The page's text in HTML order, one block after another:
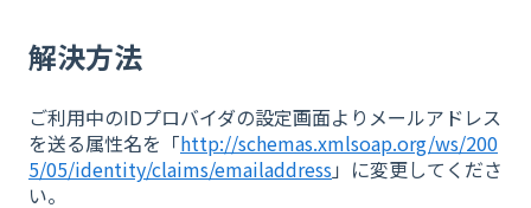
解決方法
ご利用中のIDプロバイダの設定画面よりメールアドレス
を送る属性名を「http://schemas.xmlsoap.org/ws/200
5/05/identity/claims/emailaddress 」に変更してくださ
い。